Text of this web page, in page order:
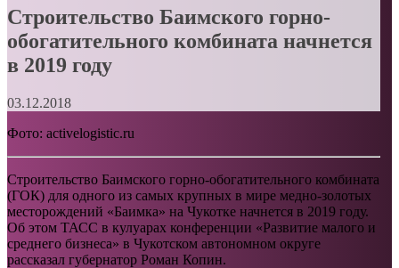
Строительство Баимского горно-
обогатительного комбината начнется
в 2019 году
03.12.2018
Фото: activelogistic.ru
Строительство Баимского горно-обогатительного комбината
(ГОК) для одного из самых крупных в мире медно-золотых
месторождений «Баимка» на Чукотке начнется в 2019 году.
Об этом ТАСС в кулуарах конференции «Развитие малого и
среднего бизнеса» в Чукотском автономном округе
рассказал губернатор Роман Копин.